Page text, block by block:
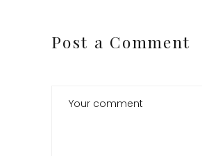
Post a Comment